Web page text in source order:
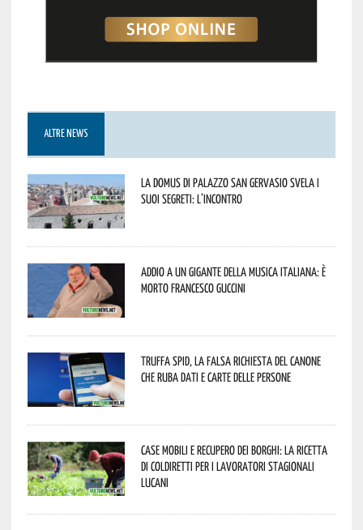
ALTRE NEWS
La Domus di Palazzo San Gervasio svela i
suoi segreti: l’incontro
Addio a un gigante della musica italiana: è
morto Francesco Guccini
Truffa Spid, la falsa richiesta del canone
che ruba dati e carte delle persone
Case mobili e recupero dei borghi: la ricetta
di Coldiretti per i lavoratori stagionali
lucani